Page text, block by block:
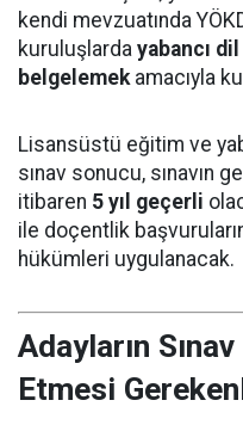
kendi mevzuatında
kuruluşlarda yabancı dil
belgelemekamacıyla
Lisansüstü eğitim ve
sınav sonucu, sınavın
itibaren 5 yıl geçerli
ile doçentlik
hükümleri uygulanacak.
Adayların
Etmesi